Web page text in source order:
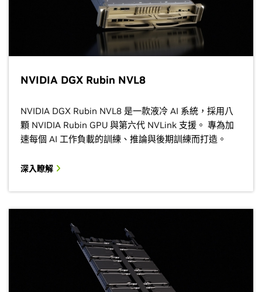
NVIDIA DGX Rubin NVL8
NVIDIA DGX Rubin NVL8 是一款液冷 AI 系統，採用八
顆 NVIDIA Rubin GPU 與第六代 NVLink 支援。 專為加
速每個 AI 工作負載的訓練、推論與後期訓練而打造。
深入瞭解